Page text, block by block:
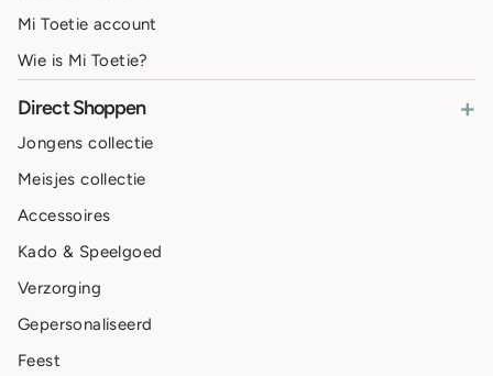
Mi Toetie account
Wie is Mi Toetie?
Direct Shoppen +
Jongens collectie
Meisjes collectie
Accessoires
Kado & Speelgoed
Verzorging
Gepersonaliseerd
Feest